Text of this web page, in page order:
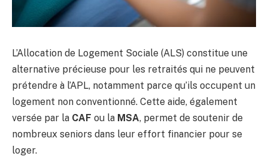
L’Allocation de Logement Sociale (ALS) constitue une
alternative précieuse pour les retraités qui ne peuvent
prétendre à l’APL, notamment parce qu’ils occupent un
logement non conventionné. Cette aide, également
versée par la CAF ou la MSA, permet de soutenir de
nombreux seniors dans leur effort financier pour se
loger.